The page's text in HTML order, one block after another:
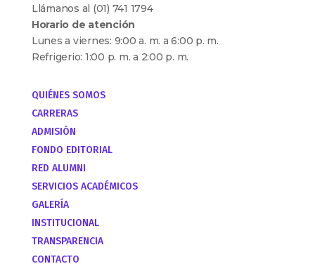
Llámanos al (01) 741 1794
Horario de atención
Lunes a viernes: 9:00 a. m. a 6:00 p. m.
Refrigerio: 1:00 p. m. a 2:00 p. m.
QUIÉNES SOMOS
CARRERAS
ADMISIÓN
FONDO EDITORIAL
RED ALUMNI
SERVICIOS ACADÉMICOS
GALERÍA
INSTITUCIONAL
TRANSPARENCIA
CONTACTO